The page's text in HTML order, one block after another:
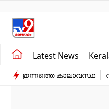
Latest News
Kerala
Indiaഇന്നത്തെ കാലാവസ്ഥ